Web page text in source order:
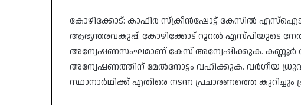
കോഴിക്കോട്: കാഫിർ സ്‌ക്രീൻഷോട്ട് കേസിൽ
ആഭ്യന്തരവകുപ്പ്. കോഴിക്കോട് റൂറൽ എസ്പിയുടെ
അന്വേഷണസംഘമാണ് കേസ് അന്വേഷിക്കുക. കണ്ണൂർ
അന്വേഷണത്തിന് മേൽനോട്ടം വഹിക്കുക. വർഗീയ
സ്ഥാനാർഥിക്ക് എതിരെ നടന്ന പ്രചാരണത്തെ